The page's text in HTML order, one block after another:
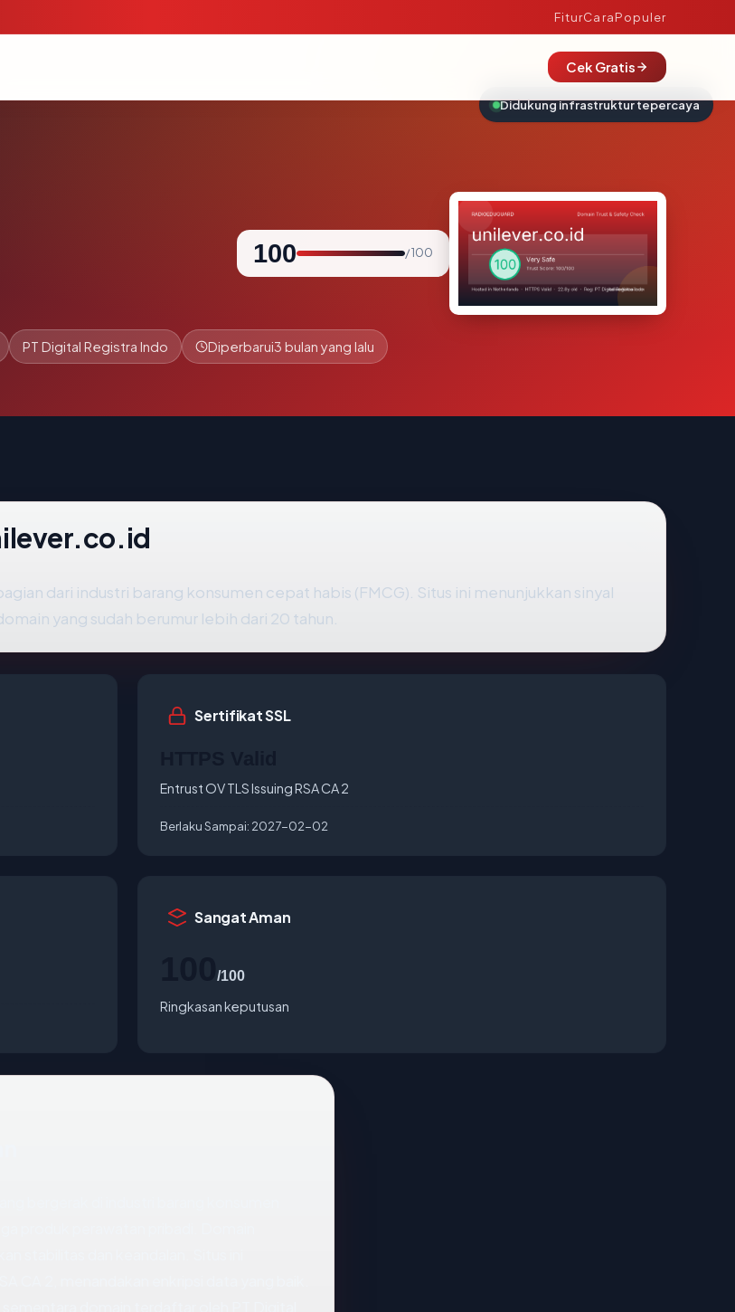
FiturCaraPopuler
Cek Gratis
100 / 100
PT Digital Registra Indo Diperbarui3 bulan yang lalu
dari industri barang konsumen cepat habis (FMCG). Situs ini menunjukkan sinyal
yang sudah berumur lebih dari 20 tahun.
Sertifikat SSL
Entrust OV TLS Issuing RSA CA 2
Berlaku Sampai: 2027-02-02
Sangat Aman
/100
Ringkasan keputusan
Didukung infrastruktur tepercaya